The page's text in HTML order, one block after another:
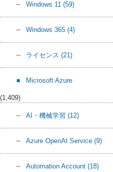
Windows 11 (59)
Windows 365 (4)
ライセンス (21)
Microsoft Azure
(1,409)
AI・機械学習 (12)
Azure OpenAI Service (9)
Automation Account (18)